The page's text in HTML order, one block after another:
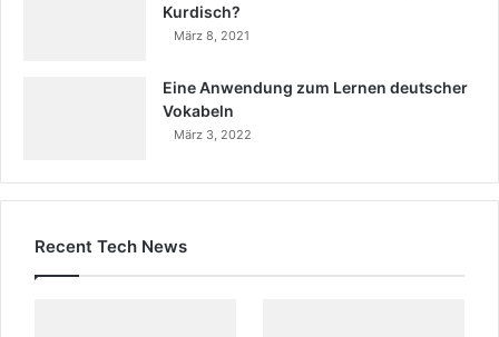
Kurdisch?
März 8, 2021
Eine Anwendung zum Lernen deutscher
Vokabeln
März 3, 2022
Recent Tech News